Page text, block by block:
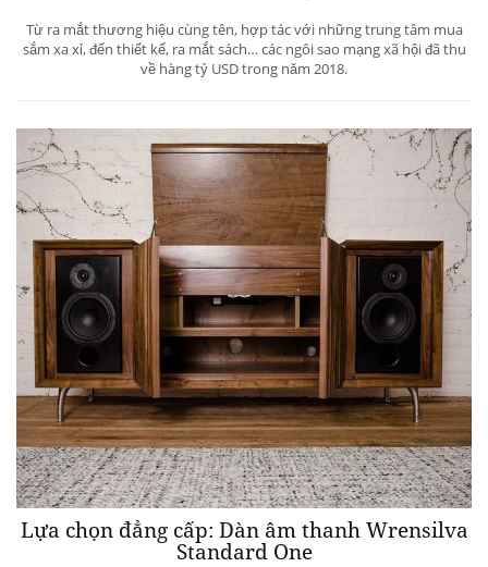
Từ ra mắt thương hiệu cùng tên, hợp tác với những trung tâm mua
sắm xa xỉ, đến thiết kế, ra mắt sách… các ngôi sao mạng xã hội đã thu
về hàng tỷ USD trong năm 2018.
Lựa chọn đẳng cấp: Dàn âm thanh Wrensilva
Standard One